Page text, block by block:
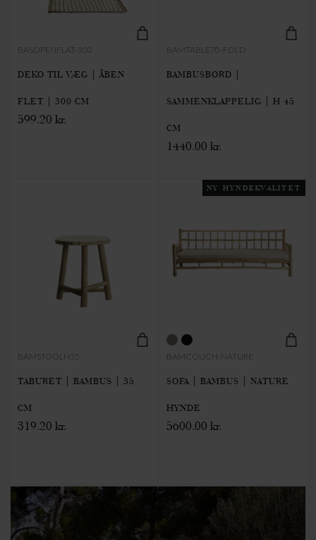
BASOPENFLAT-300
DEKO TIL VÆG | ÅBEN
FLET | 300 CM
599.20 kr.
BAMTABLE70-FOLD
BAMBUSBORD |
SAMMENKLAPPELIG | H 45
CM
1440.00 kr.
BAMSTOOLH35
TABURET | BAMBUS | 35
CM
319.20 kr.
NY HYNDEKVALITET
BAMCOUCH-NATURE
SOFA | BAMBUS | NATURE
HYNDE
5600.00 kr.